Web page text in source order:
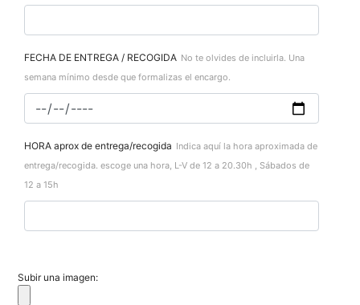
FECHA DE ENTREGA / RECOGIDA No te olvides de incluirla. Una
semana mínimo desde que formalizas el encargo.
HORA aprox de entrega/recogida Indica aquí la hora aproximada de
entrega/recogida. escoge una hora, L-V de 12 a 20.30h , Sábados de
12 a 15h
Subir una imagen: